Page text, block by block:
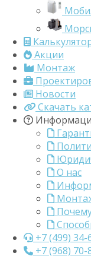
Акции
Монтаж
Новости
Скачать
О нас
Почему
+7 (499) 34-
+7 (968) 70-